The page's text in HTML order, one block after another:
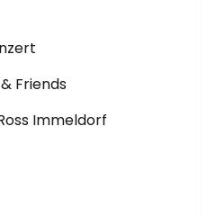
Friends
Immeldorf